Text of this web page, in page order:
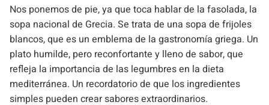
Nos ponemos de pie, ya que toca hablar de la fasolada, la
sopa nacional de Grecia. Se trata de una sopa de frijoles
blancos, que es un emblema de la gastronomía griega. Un
plato humilde, pero reconfortante y lleno de sabor, que
refleja la importancia de las legumbres en la dieta
mediterránea. Un recordatorio de que los ingredientes
simples pueden crear sabores extraordinarios.